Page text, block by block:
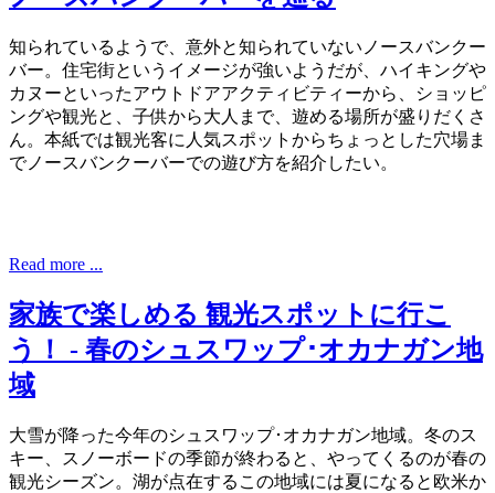
知られているようで、意外と知られていないノースバンクー
バー。住宅街というイメージが強いようだが、ハイキングや
カヌーといったアウトドアアクティビティーから、ショッピ
ングや観光と、子供から大人まで、遊める場所が盛りだくさ
ん。本紙では観光客に人気スポットからちょっとした穴場ま
でノースバンクーバーでの遊び方を紹介したい。
Read more ...
家族で楽しめる 観光スポットに行こ
う！ - 春のシュスワップ･オカナガン地
域
大雪が降った今年のシュスワップ･オカナガン地域。冬のス
キー、スノーボードの季節が終わると、やってくるのが春の
観光シーズン。湖が点在するこの地域には夏になると欧米か